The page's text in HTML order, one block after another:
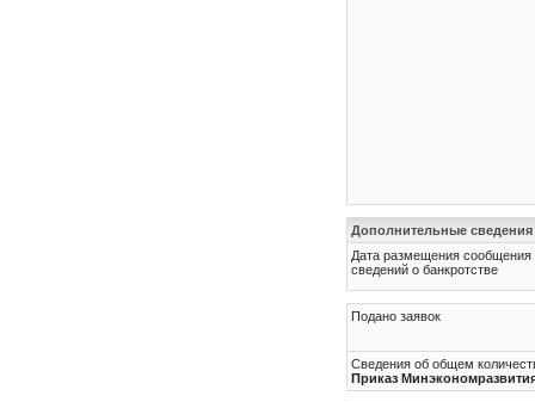
Дополнительные сведения
Дата размещения
сведений о банкротстве
Подано заявок
Сведения об общем
Приказ